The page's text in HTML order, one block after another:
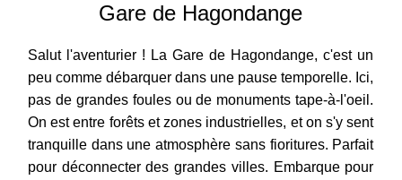
Horaires
Gare de Hagondange
Salut l'aventurier ! La Gare de Hagondange, c'est un
peu comme débarquer dans une pause temporelle. Ici,
pas de grandes foules ou de monuments tape-à-l'oeil.
On est entre forêts et zones industrielles, et on s'y sent
tranquille dans une atmosphère sans fioritures. Parfait
pour déconnecter des grandes villes. Embarque pour